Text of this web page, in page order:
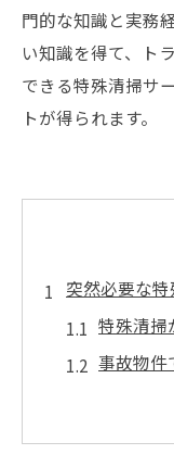
門的な知識と実務
い知識を得て、ト
できる特殊清掃サ
トが得られます。
突然必要な
特殊清掃
事故物件
孤独死